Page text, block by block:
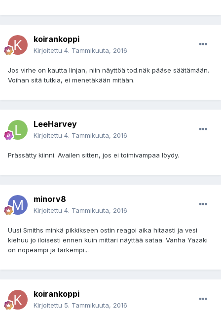
koirankoppi
Kirjoitettu 4. Tammikuuta, 2016
Jos virhe on kautta linjan, niin näyttöä tod.näk pääse säätämään.
Voihan sitä tutkia, ei menetäkään mitään.
LeeHarvey
Kirjoitettu 4. Tammikuuta, 2016
Prässätty kiinni. Availen sitten, jos ei toimivampaa löydy.
minorv8
Kirjoitettu 4. Tammikuuta, 2016
Uusi Smiths minkä pikkikseen ostin reagoi aika hitaasti ja vesi
kiehuu jo iloisesti ennen kuin mittari näyttää sataa. Vanha Yazaki
on nopeampi ja tarkempi...
koirankoppi
Kirjoitettu 5. Tammikuuta, 2016